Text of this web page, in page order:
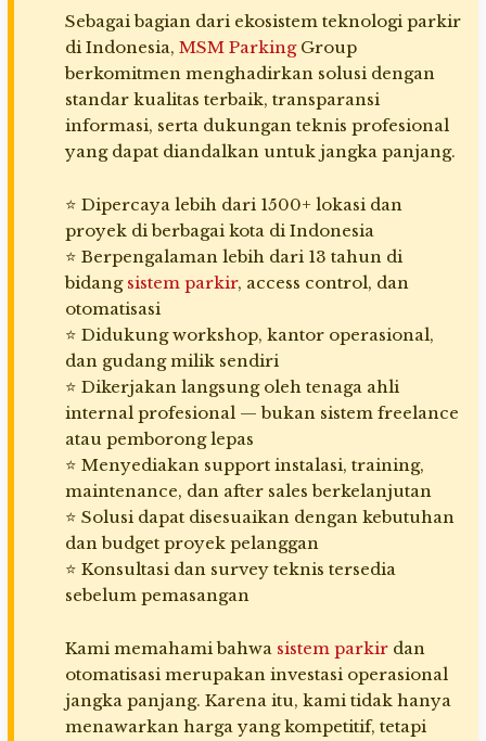
Sebagai bagian dari ekosistem teknologi parkir
di Indonesia, MSM ParkingGroup
berkomitmen menghadirkan solusi dengan
standar kualitas terbaik, transparansi
informasi, serta dukungan teknis profesional
yang dapat diandalkan untuk jangka panjang.
⭐ Dipercaya lebih dari 1500+ lokasi dan
proyek di berbagai kota di Indonesia
⭐ Berpengalaman lebih dari 13 tahun di
bidang sistem parkir, access control, dan
otomatisasi
⭐ Didukung workshop, kantor operasional,
dan gudang milik sendiri
⭐ Dikerjakan langsung oleh tenaga ahli
internal profesional — bukan sistem freelance
atau pemborong lepas
⭐ Menyediakan support instalasi, training,
maintenance, dan after sales berkelanjutan
⭐ Solusi dapat disesuaikan dengan kebutuhan
dan budget proyek pelanggan
⭐ Konsultasi dan survey teknis tersedia
sebelum pemasangan
Kami memahami bahwa sistem parkir dan
otomatisasi merupakan investasi operasional
jangka panjang. Karena itu, kami tidak hanya
menawarkan harga yang kompetitif, tetapi